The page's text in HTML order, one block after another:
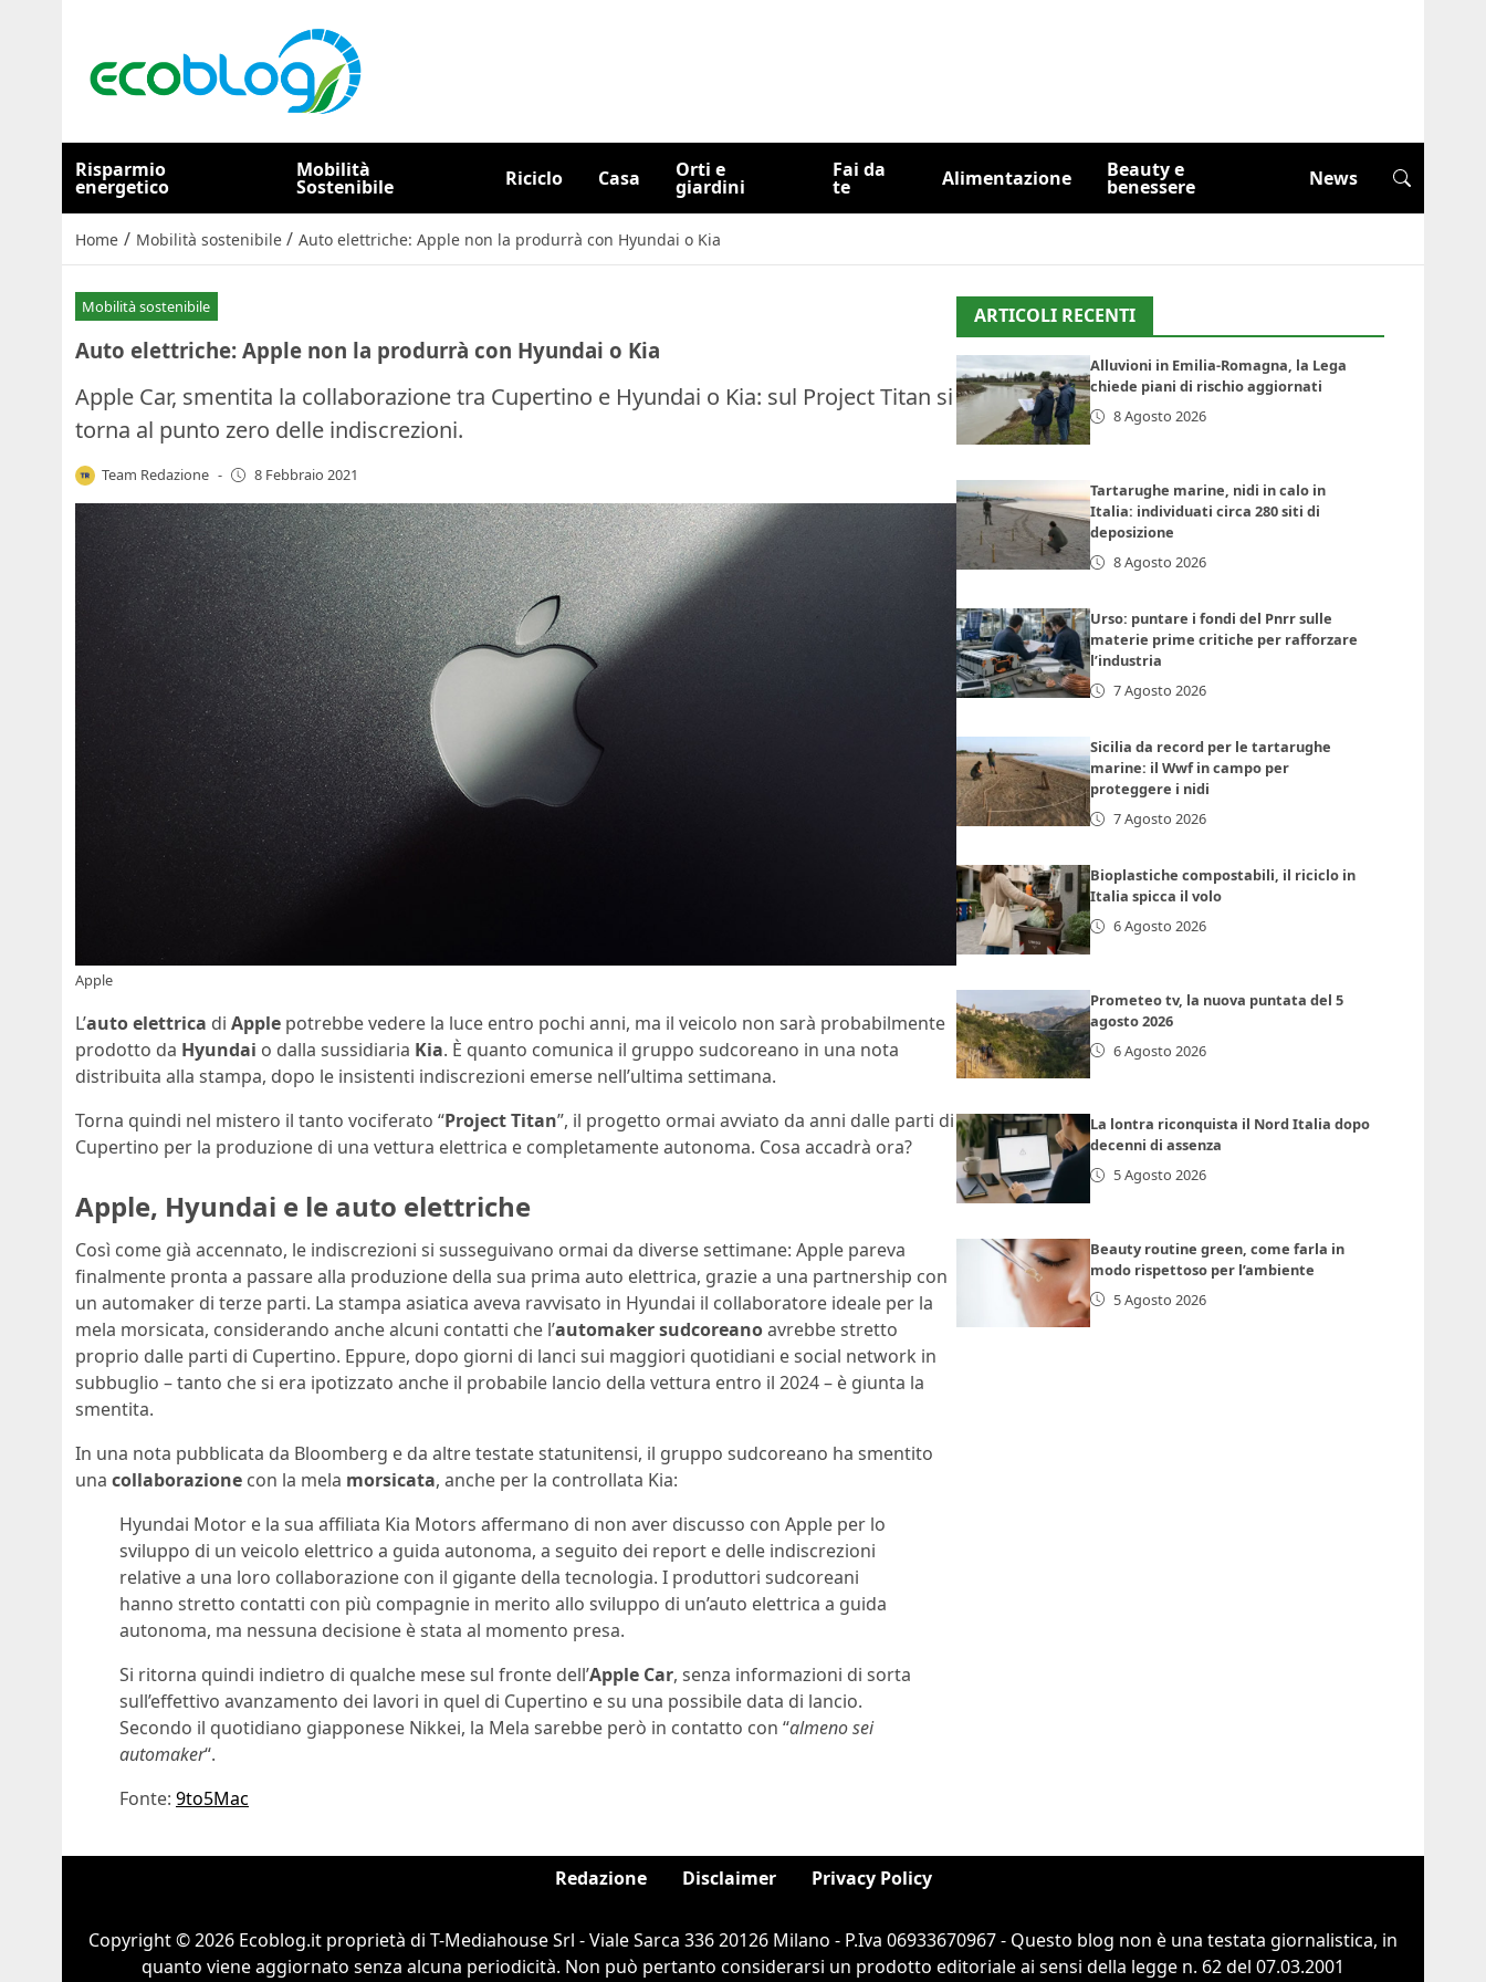
Risparmio
energetico
Mobilità
Sostenibile Riciclo Casa Orti e
giardini
Fai da
te Alimentazione Beauty e
benessere News
Home / Mobilità sostenibile / Auto elettriche: Apple non la produrrà con Hyundai o Kia
Mobilità sostenibile
Auto elettriche: Apple non la produrrà con Hyundai o Kia
Apple Car, smentita la collaborazione tra Cupertino e Hyundai o Kia: sul Project Titan si
torna al punto zero delle indiscrezioni.
Team Redazione - 8 Febbraio 2021
Apple
L’auto elettrica di Apple potrebbe vedere la luce entro pochi anni, ma il veicolo non sarà probabilmente
prodotto da Hyundai o dalla sussidiaria Kia. È quanto comunica il gruppo sudcoreano in una nota
distribuita alla stampa, dopo le insistenti indiscrezioni emerse nell’ultima settimana.
Torna quindi nel mistero il tanto vociferato “Project Titan”, il progetto ormai avviato da anni dalle parti di
Cupertino per la produzione di una vettura elettrica e completamente autonoma. Cosa accadrà ora?
Apple, Hyundai e le auto elettriche
Così come già accennato, le indiscrezioni si susseguivano ormai da diverse settimane: Apple pareva
finalmente pronta a passare alla produzione della sua prima auto elettrica, grazie a una partnership con
un automaker di terze parti. La stampa asiatica aveva ravvisato in Hyundai il collaboratore ideale per la
mela morsicata, considerando anche alcuni contatti che l’automaker sudcoreanoavrebbe stretto
proprio dalle parti di Cupertino. Eppure, dopo giorni di lanci sui maggiori quotidiani e social network in
subbuglio – tanto che si era ipotizzato anche il probabile lancio della vettura entro il 2024 – è giunta la
smentita.
In una nota pubblicata da Bloomberg e da altre testate statunitensi, il gruppo sudcoreano ha smentito
una collaborazione con la mela morsicata, anche per la controllata Kia:
Hyundai Motor e la sua affiliata Kia Motors affermano di non aver discusso con Apple per lo
sviluppo di un veicolo elettrico a guida autonoma, a seguito dei report e delle indiscrezioni
relative a una loro collaborazione con il gigante della tecnologia. I produttori sudcoreani
hanno stretto contatti con più compagnie in merito allo sviluppo di un’auto elettrica a guida
autonoma, ma nessuna decisione è stata al momento presa.
Si ritorna quindi indietro di qualche mese sul fronte dell’Apple Car, senza informazioni di sorta
sull’effettivo avanzamento dei lavori in quel di Cupertino e su una possibile data di lancio.
Secondo il quotidiano giapponese Nikkei, la Mela sarebbe però in contatto con “almeno sei
automaker“.
Fonte: 9to5Mac
ARTICOLI RECENTI
Alluvioni in Emilia-Romagna, la Lega
chiede piani di rischio aggiornati
8 Agosto 2026
Tartarughe marine, nidi in calo in
Italia: individuati circa 280 siti di
deposizione
8 Agosto 2026
Urso: puntare i fondi del Pnrr sulle
materie prime critiche per rafforzare
l’industria
7 Agosto 2026
Sicilia da record per le tartarughe
marine: il Wwf in campo per
proteggere i nidi
7 Agosto 2026
Bioplastiche compostabili, il riciclo in
Italia spicca il volo
6 Agosto 2026
Prometeo tv, la nuova puntata del 5
agosto 2026
6 Agosto 2026
La lontra riconquista il Nord Italia dopo
decenni di assenza
5 Agosto 2026
Beauty routine green, come farla in
modo rispettoso per l’ambiente
5 Agosto 2026
Redazione Disclaimer Privacy Policy
Copyright © 2026 Ecoblog.it proprietà di T-Mediahouse Srl - Viale Sarca 336 20126 Milano - P.Iva 06933670967 - Questo blog non è una testata giornalistica, in
quanto viene aggiornato senza alcuna periodicità. Non può pertanto considerarsi un prodotto editoriale ai sensi della legge n. 62 del 07.03.2001